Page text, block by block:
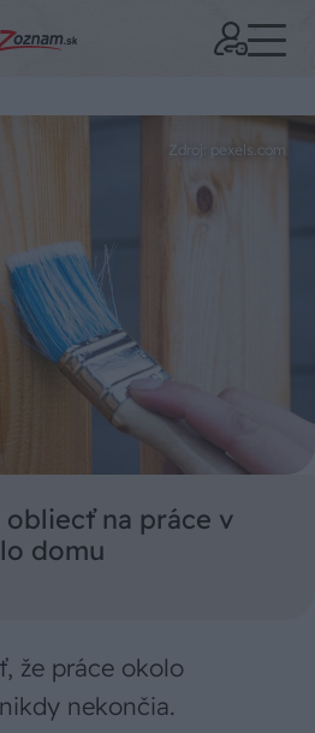
Zdroj: pexels.com
na práce v
domu
že práce okolo
nekončia.